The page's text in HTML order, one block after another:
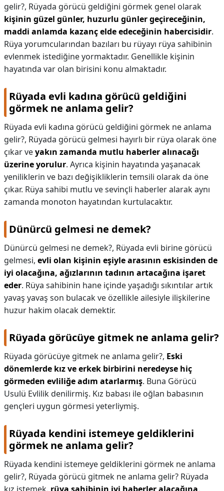
gelir?, Rüyada görücü geldiğini görmek genel olarak
kişinin güzel günler, huzurlu günler geçireceğinin,
maddi anlamda kazanç elde edeceğinin habercisidir.
Rüya yorumcularından bazıları bu rüyayı rüya sahibinin
evlenmek istediğine yormaktadır. Genellikle kişinin
hayatında var olan birisini konu almaktadır.
Rüyada evli kadına görücü geldiğini
görmek ne anlama gelir?
Rüyada evli kadına görücü geldiğini görmek ne anlama
gelir?, Rüyada görücü gelmesi hayırlı bir rüya olarak öne
çıkar veyakın zamanda mutlu haberler alınacağı
üzerine yorulur. Ayrıca kişinin hayatında yaşanacak
yeniliklerin ve bazı değişikliklerin temsili olarak da öne
çıkar. Rüya sahibi mutlu ve sevinçli haberler alarak aynı
zamanda monoton hayatından kurtulacaktır.
Dünürcü gelmesi ne demek?
Dünürcü gelmesi ne demek?, Rüyada evli birine görücü
gelmesi, evli olan kişinin eşiyle arasının eskisinden de
iyi olacağına, ağızlarının tadının artacağına işaret
eder. Rüya sahibinin hane içinde yaşadığı sıkıntılar artık
yavaş yavaş son bulacak ve özellikle ailesiyle ilişkilerine
huzur hakim olacak demektir.
Rüyada görücüye gitmek ne anlama gelir?
Rüyada görücüye gitmek ne anlama gelir?, Eski
dönemlerde kız ve erkek birbirini neredeyse hiç
görmeden evliliğe adım atarlarmış. Buna Görücü
Usulü Evlilik denilirmiş. Kız babası ile oğlan babasının
gençleri uygun görmesi yeterliymiş.
Rüyada kendini istemeye geldiklerini
görmek ne anlama gelir?
Rüyada kendini istemeye geldiklerini görmek ne anlama
gelir?, Rüyada görücü gitmek ne anlama gelir? Rüyada